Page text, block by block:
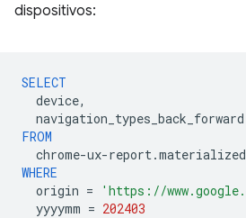
dispositivos:
SELECT
device,
navigation_types_back_forward
FROM
chrome-ux-report.materialized
WHERE
origin = 'https://
yyyymm = 202403